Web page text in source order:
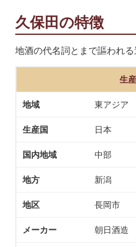
久保田の特徴
地酒の代名詞とまで謳われる
生
地域 東アジア
生産国 日本
国内地域 中部
地方 新潟
地区 長岡市
メーカー 朝日酒造